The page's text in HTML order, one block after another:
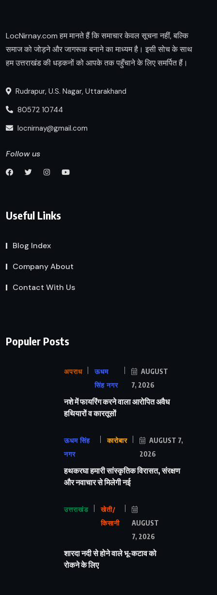
LocNirnay.com हम मानते हैं कि समाचार केवल सूचना नहीं, बल्कि
समाज को जोड़ने और जागरूक बनाने का माध्यम है। इसी सोच के साथ
हम उत्तराखंड की धड़कनों को आपके तक पहुँचाने के लिए समर्पित हैं।
Rudrapur, U.S. Nagar, Uttarakhand
80572 10744
locnirnay@gmail.com
Follow us
Useful Links
Blog Index
Company About
Contact With Us
Populer Posts
अपराध
ऊधम
सिंह नगर
AUGUST
7, 2026
नशे में फायरिंग करने वाला आरोपित अवैध
हथियारों व कारतूसों
ऊधम सिंह
नगर
कारोबार
AUGUST 7,
2026
हथकरघा हमारी सांस्कृतिक विरासत, संरक्षण
और नवाचार से मिलेगी नई
उत्तराखंड
खेती/
किसानी
AUGUST
7, 2026
शारदा नदी से होने वाले भू-कटाव को
रोकने के लिए